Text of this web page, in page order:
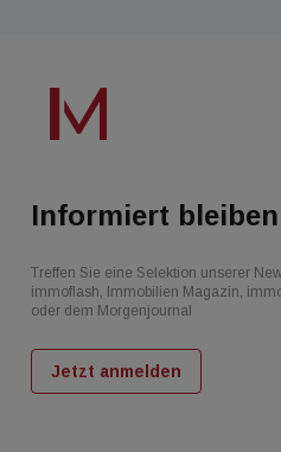
Informiert
Treffen Sie eine Selektion unserer
immoflash, Immobilien Magazin,
oder dem Morgenjournal
Jetzt anmelden